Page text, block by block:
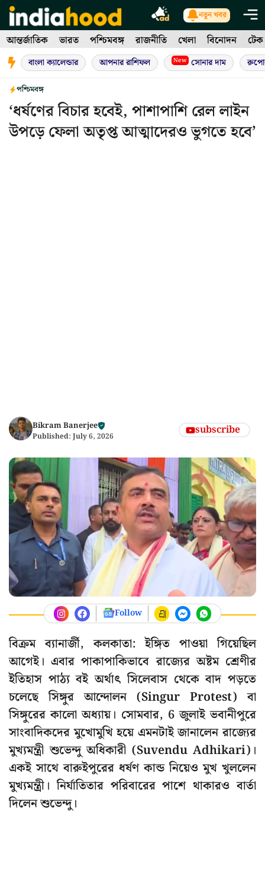
Skip
to
content
নতুন খবর
আন্তর্জাতিক ভারত পশ্চিমবঙ্গ রাজনীতি খেলা বিনোদন টেক
বাংলা ক্যালেন্ডার আপনার রাশিফল New সোনার দাম
পশ্চিমবঙ্গ
‘ধর্ষণের বিচার হবেই, পাশাপাশি রেল লাইন
উপড়ে ফেলা অতৃপ্ত আত্মাদেরও ভুগতে হবে’
Bikram Banerjee
Published: July 6, 2026 subscribe
Follow
বিক্রম ব্যানার্জী, কলকাতা: ইঙ্গিত পাওয়া গিয়েছিল
আগেই। এবার পাকাপাকিভাবে রাজ্যের অষ্টম শ্রেণীর
ইতিহাস পাঠ্য বই অর্থাৎ সিলেবাস থেকে বাদ পড়তে
চলেছে সিঙ্গুর আন্দোলন (Singur Protest) বা
সিঙ্গুরের কালো অধ্যায়। সোমবার, 6 জুলাই ভবানীপুরে
সাংবাদিকদের মুখোমুখি হয়ে এমনটাই জানালেন রাজ্যের
মুখ্যমন্ত্রী শুভেন্দু অধিকারী (Suvendu Adhikari)।
একই সাথে বারুইপুরের ধর্ষণ কান্ড নিয়েও মুখ খুললেন
মুখ্যমন্ত্রী। নির্যাতিতার পরিবারের পাশে থাকারও বার্তা
দিলেন শুভেন্দু।